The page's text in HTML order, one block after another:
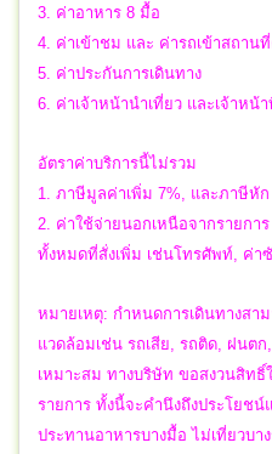
3. ค่าอาหาร 8 มื้อ
4. ค่าเข้าชม และ ค่ารถเข้าสถาน
5. ค่าประกันการเดินทาง
6. ค่าเจ้าหน้านำเที่ยว และเจ้าหน้
อัตราค่าบริการนี้ไม่รวม
1. ภาษีมูลค่าเพิ่ม 7%, และภาษีหั
2. ค่าใช้จ่ายนอกเหนือจากรายกา
ทั้งหมดที่สั่งเพิ่ม เช่นโทรศัพท์, ค่า
หมายเหตุ: กำหนดการเดินทางสา
แวดล้อมเช่น รถเสีย, รถติด, ฝนต
เหมาะสม ทางบริษัท ขอสงวนสิทธิ์
รายการ ทั้งนี้จะคำนึงถึงประโยช
ประทานอาหารบางมื้อ ไม่เที่ยวบา